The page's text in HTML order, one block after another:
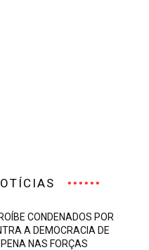
CONDENADOS POR
A DEMOCRACIA DE
NAS FORÇAS